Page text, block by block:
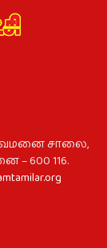
சாலை,
600 116.